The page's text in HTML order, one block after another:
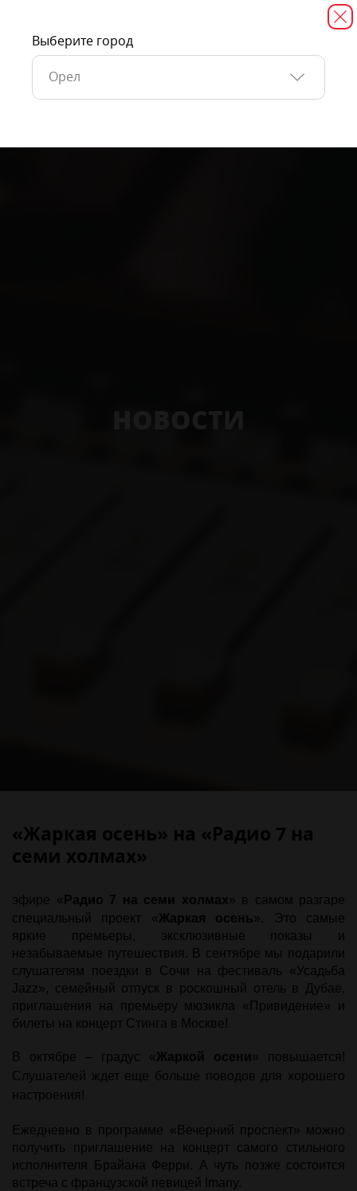
«Жаркая осень» на «Радио 7 на
семи холмах»
эфире « Радио 7 на семи холмах» в самом разгаре
специальный проект «Жаркая осень». Это самые
яркие премьеры, эксклюзивные показы и
незабываемые путешествия. В сентябре мы подарили
слушателям поездки в Сочи на фестиваль «Усадьба
Jazz», семейный отпуск в роскошный отель в Дубае,
приглашения на премьеру мюзикла «Привидение» и
билеты на концерт Стинга в Москве!
В октябре – градус «Жаркой осени» повышается!
Слушателей ждет еще больше поводов для хорошего
настроения!
Ежедневно в программе «Вечерний проспект» можно
получить приглашение на концерт самого стильного
исполнителя Брайана Ферри. А чуть позже состоится
встреча с французской певицей Imany.
Выберите город
Орел